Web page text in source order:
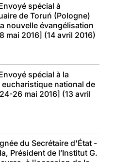
spécial à
de Toruń (Pologne)
nouvelle évangélisation
mai 2016] (14 avril 2016)
spécial à la
national de
26 mai 2016] (13 avril
du Secrétaire d'État -
Président de l’Institut G.